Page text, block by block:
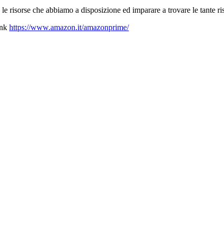
risorse che abbiamo a disposizione ed imparare a trovare le tante
https://www.amazon.it/amazonprime/